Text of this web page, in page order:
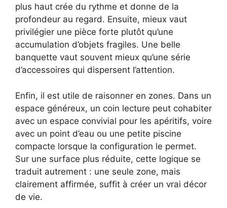
plus haut crée du rythme et donne de la
profondeur au regard. Ensuite, mieux vaut
privilégier une pièce forte plutôt qu’une
accumulation d’objets fragiles. Une belle
banquette vaut souvent mieux qu’une série
d’accessoires qui dispersent l’attention.
Enfin, il est utile de raisonner en zones. Dans un
espace généreux, un coin lecture peut cohabiter
avec un espace convivial pour les apéritifs, voire
avec un point d’eau ou une petite piscine
compacte lorsque la configuration le permet.
Sur une surface plus réduite, cette logique se
traduit autrement : une seule zone, mais
clairement affirmée, suffit à créer un vrai décor
de vie.